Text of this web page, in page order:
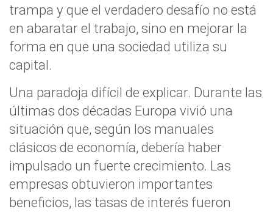
trampa y que el verdadero desafío no está
en abaratar el trabajo, sino en mejorar la
forma en que una sociedad utiliza su
capital.
Una paradoja difícil de explicar. Durante las
últimas dos décadas Europa vivió una
situación que, según los manuales
clásicos de economía, debería haber
impulsado un fuerte crecimiento. Las
empresas obtuvieron importantes
beneficios, las tasas de interés fueron